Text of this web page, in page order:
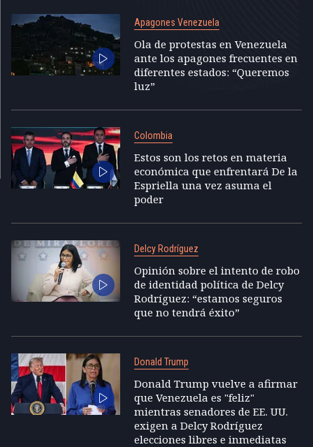
Apagones Venezuela
Ola de protestas en Venezuela
ante los apagones frecuentes en
diferentes estados: “Queremos
luz”
Colombia
Estos son los retos en materia
económica que enfrentará De la
Espriella una vez asuma el
poder
Delcy Rodríguez
Opinión sobre el intento de robo
de identidad política de Delcy
Rodríguez: “estamos seguros
que no tendrá éxito”
Donald Trump
Donald Trump vuelve a afirmar
que Venezuela es "feliz"
mientras senadores de EE. UU.
exigen a Delcy Rodríguez
elecciones libres e inmediatas